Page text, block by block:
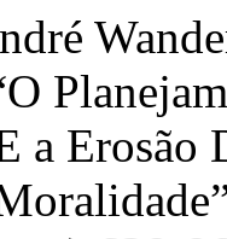
a Erosão